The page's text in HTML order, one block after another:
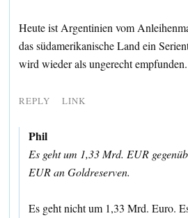
Heute ist Argentinien vom
das südamerikanische Land ein
wird wieder als ungerecht empfunden.
REPLY LINK
Phil
Es geht um 1,33 Mrd. EUR
EUR an Goldreserven.
Es geht nicht um 1,33 Mrd. Euro.